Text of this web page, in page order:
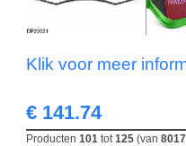
Klik voor meer
€ 141.74
Producten 101 tot 125 (van 8017